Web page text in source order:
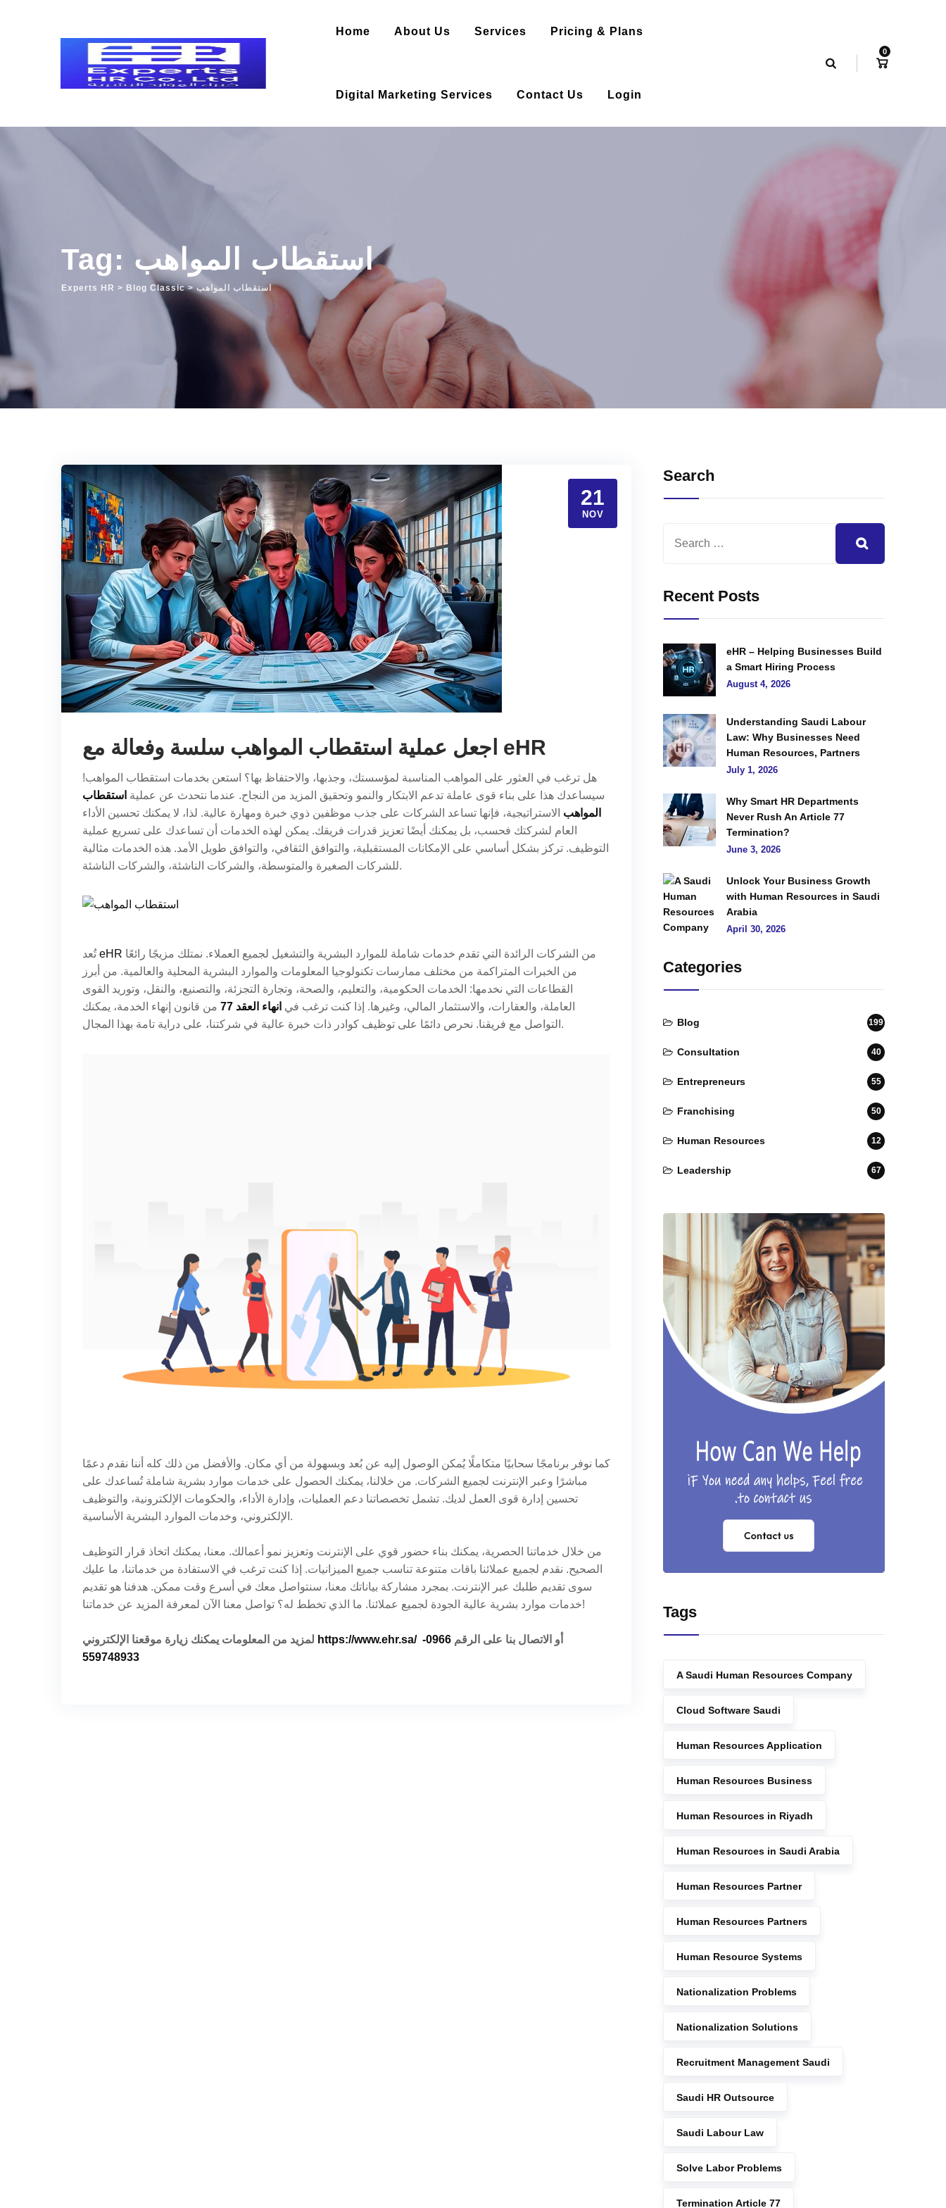
Home About Us Services Pricing & Plans
Digital Marketing Services Contact Us Login
0
Tag: استقطاب المواهب
Experts HR > Blog Classic>استقطاب المواهب
21
NOV
اجعل عملية استقطاب المواهب سلسة وفعالة مع eHR
هل ترغب في العثور على المواهب المناسبة لمؤسستك، وجذبها، والاحتفاظ بها؟ استعن بخدمات استقطاب المواهب!
سيساعدك هذا على بناء قوى عاملة تدعم الابتكار والنمو وتحقيق المزيد من النجاح. عندما نتحدث عن عملية استقطاب
المواهب الاستراتيجية، فإنها تساعد الشركات على جذب موظفين ذوي خبرة ومهارة عالية. لذا، لا يمكنك تحسين الأداء
العام لشركتك فحسب، بل يمكنك أيضًا تعزيز قدرات فريقك. يمكن لهذه الخدمات أن تساعدك على تسريع عملية
التوظيف. تركز بشكل أساسي على الإمكانات المستقبلية، والتوافق الثقافي، والتوافق طويل الأمد. هذه الخدمات مثالية
للشركات الصغيرة والمتوسطة، والشركات الناشئة، والشركات الناشئة.
تُعدeHR
من الخبرات المتراكمة من مختلف ممارسات تكنولوجيا المعلومات والموارد البشرية المحلية والعالمية. من أبرز
القطاعات التي نخدمها: الخدمات الحكومية، والتعليم، والصحة، وتجارة التجزئة، والتصنيع، والنقل، وتوريد القوى
العاملة، والعقارات، والاستثمار المالي، وغيرها. إذا كنت ترغب في انهاء العقد 77
من قانون إنهاء الخدمة، يمكنك
التواصل مع فريقنا. نحرص دائمًا على توظيف كوادر ذات خبرة عالية في شركتنا، على دراية تامة بهذا المجال.
كما نوفر برنامجًا سحابيًا متكاملًا يُمكن الوصول إليه عن بُعد وبسهولة من أي مكان. والأفضل من ذلك كله أننا نقدم دعمًا
مباشرًا وعبر الإنترنت لجميع الشركات. من خلالنا، يمكنك الحصول على خدمات موارد بشرية شاملة تُساعدك على
تحسين إدارة قوى العمل لديك. تشمل تخصصاتنا دعم العمليات، وإدارة الأداء، والحكومات الإلكترونية، والتوظيف
الإلكتروني، وخدمات الموارد البشرية الأساسية.
من خلال خدماتنا الحصرية، يمكنك بناء حضور قوي على الإنترنت وتعزيز نمو أعمالك. معنا، يمكنك اتخاذ قرار التوظيف
الصحيح. نقدم لجميع عملائنا باقات متنوعة تناسب جميع الميزانيات. إذا كنت ترغب في الاستفادة من خدماتنا، ما عليك
سوى تقديم طلبك عبر الإنترنت. بمجرد مشاركة بياناتك معنا، سنتواصل معك في أسرع وقت ممكن. هدفنا هو تقديم
خدمات موارد بشرية عالية الجودة لجميع عملائنا. ما الذي تخطط له؟ تواصل معنا الآن لمعرفة المزيد عن خدماتنا!
https://www.ehr.sa/ أو الاتصال بنا على الرقم
0966-
559748933
Search
Recent Posts
eHR – Helping Businesses Build
a Smart Hiring Process
August 4, 2026
Understanding Saudi Labour
Law: Why Businesses Need
Human Resources, Partners
July 1, 2026
Why Smart HR Departments
Never Rush An Article 77
Termination?
June 3, 2026
Unlock Your Business Growth
with Human Resources in Saudi
Arabia
April 30, 2026
Categories
Blog 199
Consultation 40
Entrepreneurs 55
Franchising 50
Human Resources 12
Leadership 67
Tags
A Saudi Human Resources Company
Cloud Software Saudi
Human Resources Application
Human Resources Business
Human Resources in Riyadh
Human Resources in Saudi Arabia
Human Resources Partner
Human Resources Partners
Human Resource Systems
Nationalization Problems
Nationalization Solutions
Recruitment Management Saudi
Saudi HR Outsource
Saudi Labour Law
Solve Labor Problems
Termination Article 77